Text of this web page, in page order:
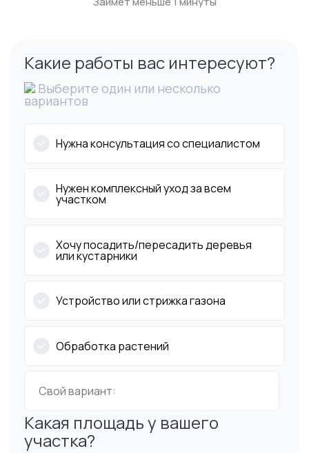
Какие работы вас интересуют?
Выберите один или несколько
вариантов
Нужна консультация со специалистом
Нужен комплексный уход за всем
участком
Хочу посадить/пересадить деревья
или кустарники
Устройство или стрижка газона
Обработка растений
Какая площадь у вашего
участка?